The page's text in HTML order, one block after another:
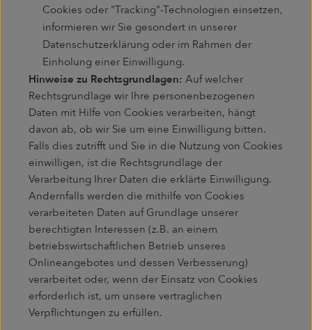
Cookies oder "Tracking"-Technologien einsetzen,
informieren wir Sie gesondert in unserer
Datenschutzerklärung oder im Rahmen der
Einholung einer Einwilligung.
Hinweise zu Rechtsgrundlagen: Auf welcher
Rechtsgrundlage wir Ihre personenbezogenen
Daten mit Hilfe von Cookies verarbeiten, hängt
davon ab, ob wir Sie um eine Einwilligung bitten.
Falls dies zutrifft und Sie in die Nutzung von Cookies
einwilligen, ist die Rechtsgrundlage der
Verarbeitung Ihrer Daten die erklärte Einwilligung.
Andernfalls werden die mithilfe von Cookies
verarbeiteten Daten auf Grundlage unserer
berechtigten Interessen (z.B. an einem
betriebswirtschaftlichen Betrieb unseres
Onlineangebotes und dessen Verbesserung)
verarbeitet oder, wenn der Einsatz von Cookies
erforderlich ist, um unsere vertraglichen
Verpflichtungen zu erfüllen.